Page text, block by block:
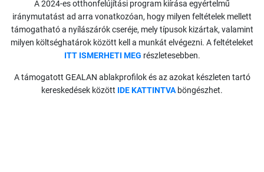
A 2024-es otthonfelújítási program kiírása egyértelmű
iránymutatást ad arra vonatkozóan, hogy milyen feltételek mellett
támogatható a nyílászárók cseréje, mely típusok kizártak, valamint
milyen költséghatárok között kell a munkát elvégezni. A feltételeket
ITT ISMERHETI MEG részletesebben.
A támogatott GEALAN ablakprofilok és az azokat készleten tartó
kereskedések között IDE KATTINTVA böngészhet.